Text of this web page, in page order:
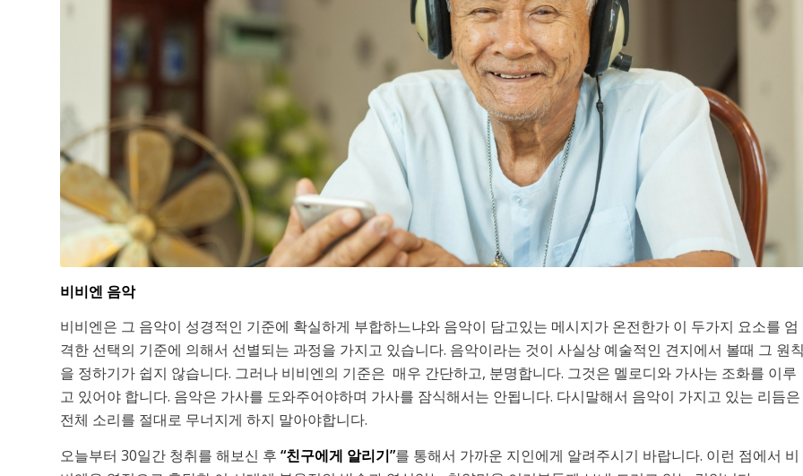
비비엔 음악
비비엔은 그 음악이 성경적인 기준에 확실하게 부합하느냐와 음악이 담고있는 메시지가 온전한가 이 두가지 요소를 엄
격한 선택의 기준에 의해서 선별되는 과정을 가지고 있습니다. 음악이라는 것이 사실상 예술적인 견지에서 볼때 그 원
을 정하기가 쉽지 않습니다. 그러나 비비엔의 기준은 매우 간단하고, 분명합니다. 그것은 멜로디와 가사는 조화를 이루
고 있어야 합니다. 음악은 가사를 도와주어야하며 가사를 잠식해서는 안됩니다. 다시말해서 음악이 가지고 있는 리듬은
전체 소리를 절대로 무너지게 하지 말아야합니다.
오늘부터 30일간 청취를 해보신 후 “친구에게 알리기”를 통해서 가까운 지인에게 알려주시기 바랍니다. 이런 점에서 비